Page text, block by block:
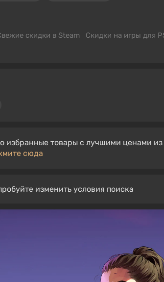
скидки в Steam Скидки на игры для
избранные товары с лучшими ценами из
сюда
изменить условия поиска